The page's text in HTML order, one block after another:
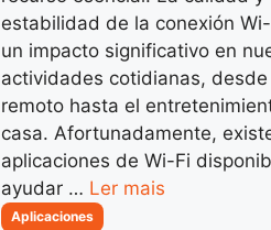
estabilidad de la conexión
un impacto significativo en
actividades cotidianas,
remoto hasta el
casa. Afortunadamente,
aplicaciones de Wi-Fi
ayudar … Ler mais
Categorias
Aplicaciones